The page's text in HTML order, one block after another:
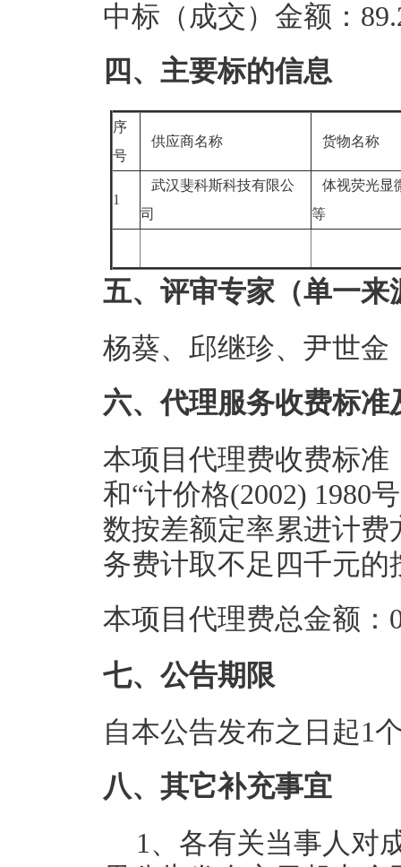
中标（成交）金额：
四、主要标的信息
序
号
供应商名称 货物名称
1
武汉斐科斯科技有限公
司
体视荧光显
等
五、评审专家（单一
杨葵、邱继珍、尹世金
六、代理服务收费标准
本项目代理费收费标准
和“计价格(2002) 1980
数按差额定率累进计费
务费计取不足四千元的
本项目代理费总金额：
七、公告期限
自本公告发布之日起1
八、其它补充事宜
1、各有关当事人对